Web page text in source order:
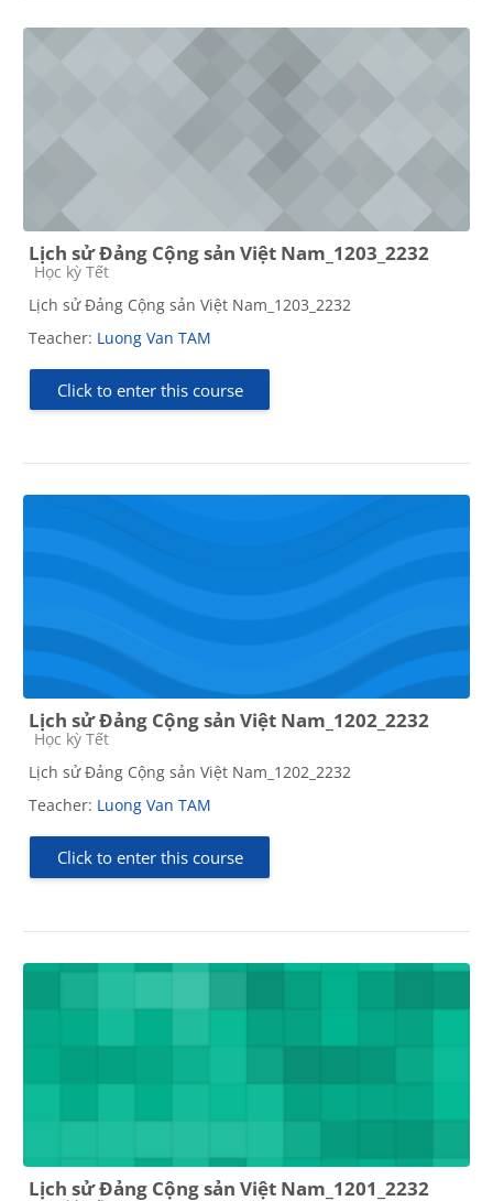
Lịch sử Đảng Cộng sản Việt Nam_1203_2232
Course category
Học kỳ Tết
Lịch sử Đảng Cộng sản Việt Nam_1203_2232
Teacher: Luong Van TAM
Click to enter this course
Lịch sử Đảng Cộng sản Việt Nam_1202_2232
Course category
Học kỳ Tết
Lịch sử Đảng Cộng sản Việt Nam_1202_2232
Teacher: Luong Van TAM
Click to enter this course
Lịch sử Đảng Cộng sản Việt Nam_1201_2232